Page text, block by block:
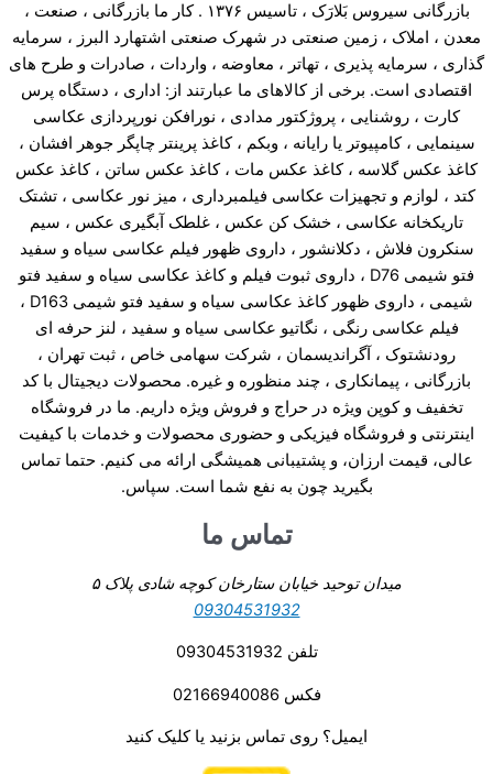
بازرگانی سیروس بَلارَک ، تاسیس ۱۳۷۶ . کار ما بازرگانی ، صنعت ،
معدن ، املاک ، زمین صنعتی در شهرک صنعتی اشتهارد البرز ، سرمایه
گذاری ، سرمایه پذیری ، تهاتر ، معاوضه ، واردات ، صادرات و طرح های
اقتصادی است. برخی از کالاهای ما عبارتند از: اداری ، دستگاه پرس
کارت ، روشنایی ، پروژکتور مدادی ، نورافکن نورپردازی عکاسی
سینمایی ، کامپیوتر یا رایانه ، وبکم ، کاغذ پرینتر چاپگر جوهر افشان ،
کاغذ عکس گلاسه ، کاغذ عکس مات ، کاغذ عکس ساتن ، کاغذ عکس
کتد ، لوازم و تجهیزات عکاسی فیلمبرداری ، میز نور عکاسی ، تشتک
تاریکخانه عکاسی ، خشک کن عکس ، غلطک آبگیری عکس ، سیم
سنکرون فلاش ، دکلانشور ، داروی ظهور فیلم عکاسی سیاه و سفید
فتو شیمی D76 ، داروی ثبوت فیلم و کاغذ عکاسی سیاه و سفید فتو
شیمی ، داروی ظهور کاغذ عکاسی سیاه و سفید فتو شیمی D163 ،
فیلم عکاسی رنگی ، نگاتیو عکاسی سیاه و سفید ، لنز حرفه ای
رودنشتوک ، آگراندیسمان ، شرکت سهامی خاص ، ثبت تهران ،
بازرگانی ، پیمانکاری ، چند منظوره و غیره. محصولات دیجیتال با کد
تخفیف و کوپن ویژه در حراج و فروش ویژه داریم. ما در فروشگاه
اینترنتی و فروشگاه فیزیکی و حضوری محصولات و خدمات با کیفیت
عالی، قیمت ارزان، و پشتیبانی همیشگی ارائه می کنیم. حتما تماس
بگیرید چون به نفع شما است. سپاس.
تماس ما
میدان توحید خیابان ستارخان کوچه شادی پلاک ۵
09304531932
تلفن 09304531932
فکس 02166940086
ایمیل؟ روی تماس بزنید یا کلیک کنید